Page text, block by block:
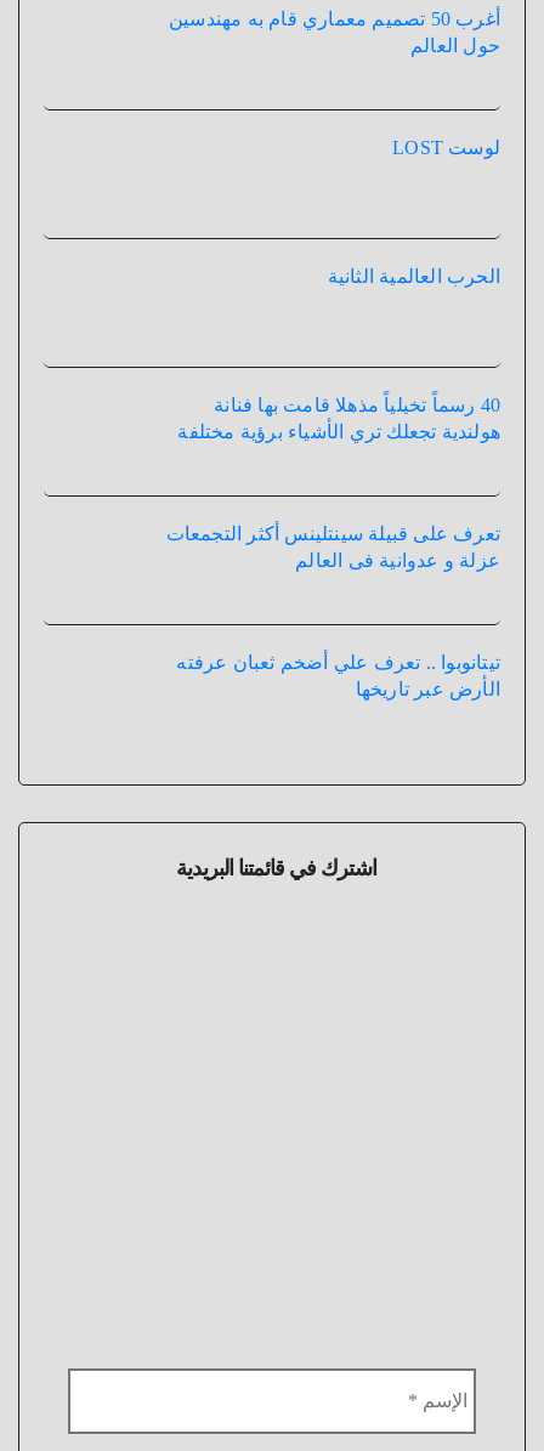
أغرب 50 تصميم معماري قام به مهندسين
حول العالم
لوست LOST
الحرب العالمية الثانية
40 رسماً تخيلياً مذهلا قامت بها فنانة
هولندية تجعلك تري الأشياء برؤية مختلفة
تعرف على قبيلة سينتلينس أكثر التجمعات
عزلة و عدوانية فى العالم
تيتانوبوا .. تعرف علي أضخم ثعبان عرفته
الأرض عبر تاريخها
اشترك في قائمتنا البريدية